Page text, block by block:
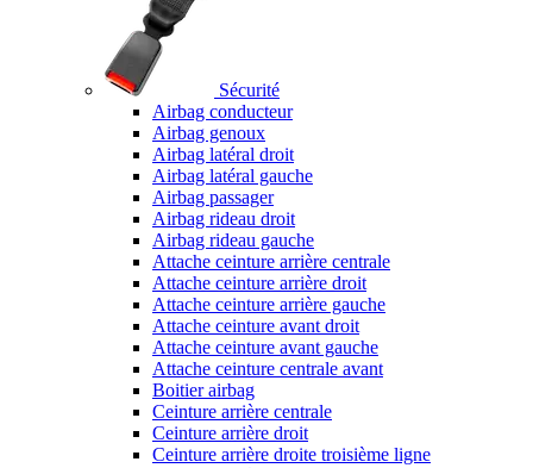
Sécurité
Airbag conducteur
Airbag genoux
Airbag latéral droit
Airbag latéral gauche
Airbag passager
Airbag rideau droit
Airbag rideau gauche
Attache ceinture arrière centrale
Attache ceinture arrière droit
Attache ceinture arrière gauche
Attache ceinture avant droit
Attache ceinture avant gauche
Attache ceinture centrale avant
Boitier airbag
Ceinture arrière centrale
Ceinture arrière droit
Ceinture arrière droite troisième ligne